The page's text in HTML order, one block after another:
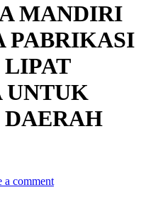
MANDIRI
PABRIKASI
LIPAT
UNTUK
a commenton